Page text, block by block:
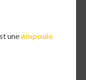
une ampoule